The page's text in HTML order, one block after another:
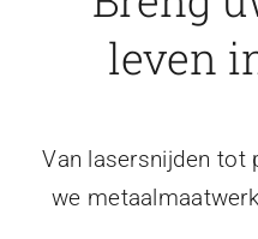
leven
Van lasersnijden tot
we